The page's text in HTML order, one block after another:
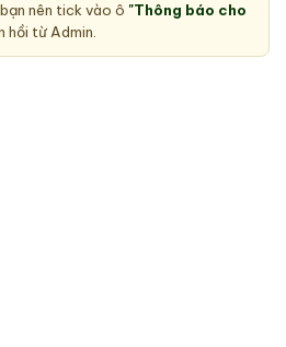
nên tick vào ô "Thông báo cho
hồi từ Admin.